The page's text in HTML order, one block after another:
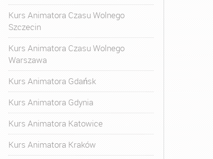
Kurs Animatora Czasu Wolnego
Szczecin
Kurs Animatora Czasu Wolnego
Warszawa
Kurs Animatora Gdańsk
Kurs Animatora Gdynia
Kurs Animatora Katowice
Kurs Animatora Kraków